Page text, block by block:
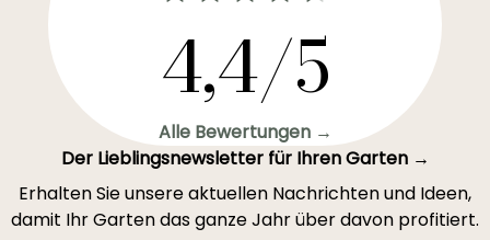
4,4/5
Alle Bewertungen →
Der Lieblingsnewsletter für Ihren Garten →
Erhalten Sie unsere aktuellen Nachrichten und Ideen,
damit Ihr Garten das ganze Jahr über davon profitiert.